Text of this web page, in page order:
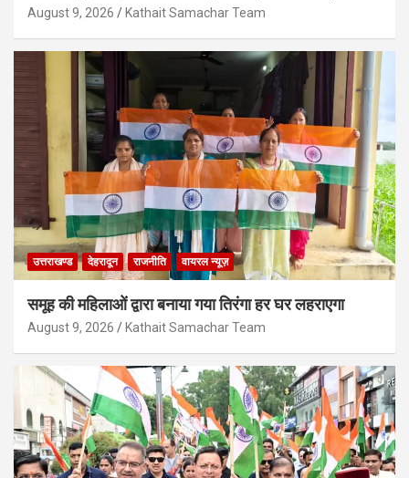
August 9, 2026 Kathait Samachar Team
उत्तराखण्ड देहरादून राजनीति वायरल न्यूज़
समूह की महिलाओं द्वारा बनाया गया तिरंगा हर घर लहराएगा
August 9, 2026 Kathait Samachar Team